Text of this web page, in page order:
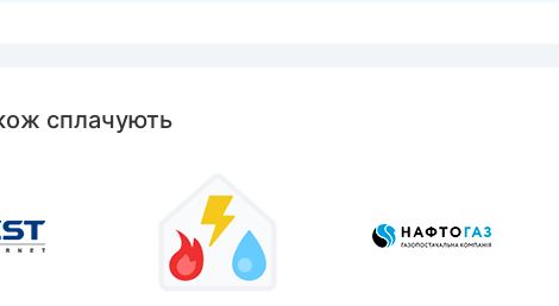
сплачують